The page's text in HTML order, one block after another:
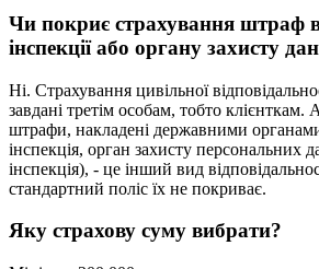
Чи покриє страхування штраф
інспекції або органу захисту
Ні. Страхування цивільної
завдані третім особам, тобто клієнткам.
штрафи, накладені державними
інспекція, орган захисту персональних
інспекція), - це інший вид
стандартний поліс їх не покриває.
Яку страхову суму вибрати?